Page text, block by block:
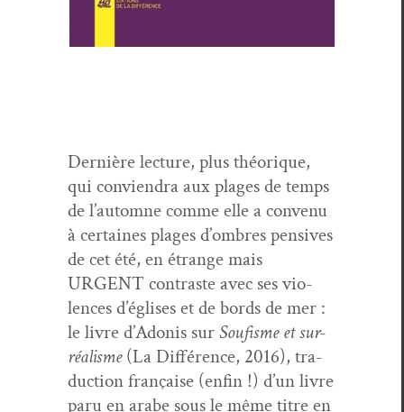
Dernière lec­ture, plus théorique,
qui con­vien­dra aux plages de temps
de l’automne comme elle a con­venu
à cer­taines plages d’ombres pen­sives
de cet été, en étrange mais
URGENT con­traste avec ses vio­
lences d’églises et de bor­ds de mer :
le livre d’Adonis sur Soufisme et sur­
réal­isme(La Dif­férence, 2016), tra­
duc­tion française (enfin !) d’un livre
paru en arabe sous le même titre en